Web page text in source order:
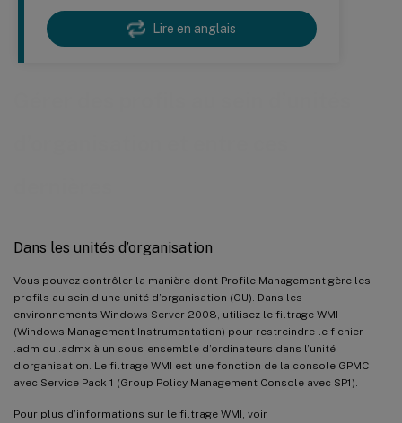
Lire en anglais
Dans les unités d’organisation
Vous pouvez contrôler la manière dont Profile Management gère les
profils au sein d’une unité d’organisation (OU). Dans les
environnements Windows Server 2008, utilisez le filtrage WMI
(Windows Management Instrumentation) pour restreindre le fichier
.adm ou .admx à un sous-ensemble d’ordinateurs dans l’unité
d’organisation. Le filtrage WMI est une fonction de la console GPMC
avec Service Pack 1 (Group Policy Management Console avec SP1).
Pour plus d’informations sur le filtrage WMI, voir